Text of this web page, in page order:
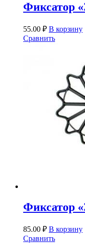
Фиксатор
55.00 ₽ В корзину
Сравнить
Фиксатор
85.00 ₽ В корзину
Сравнить